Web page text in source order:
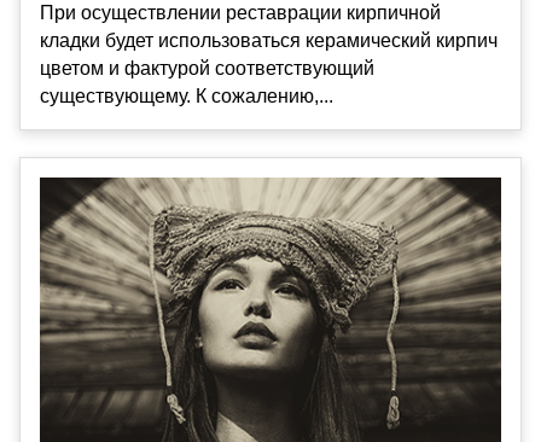
При осуществлении реставрации кирпичной
кладки будет использоваться керамический кирпич
цветом и фактурой соответствующий
существующему. К сожалению,...